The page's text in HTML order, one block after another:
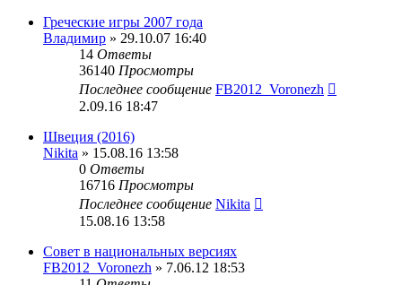
Греческие игры 2007 года
Владимир » 29.10.07 16:40
14 Ответы
36140 Просмотры
Последнее сообщение FB2012_Voronezh
2.09.16 18:47
Швеция (2016)
Nikita » 15.08.16 13:58
0 Ответы
16716 Просмотры
Последнее сообщение Nikita
15.08.16 13:58
Совет в национальных версиях
FB2012_Voronezh » 7.06.12 18:53